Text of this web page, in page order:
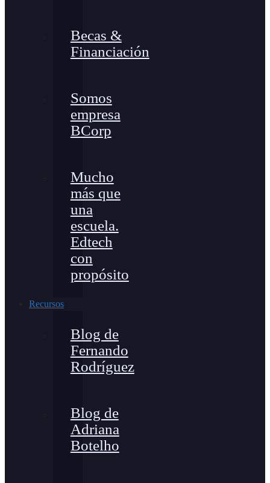
Becas &
Financiación
Somos
empresa
BCorp
Mucho
más que
una
escuela.
Edtech
con
propósito
Recursos
Blog de
Fernando
Rodríguez
Blog de
Adriana
Botelho